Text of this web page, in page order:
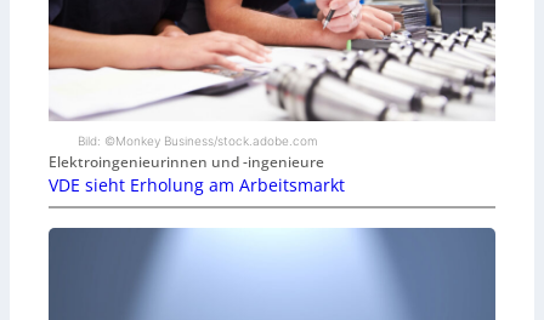
Bild: ©Monkey Business/stock.adobe.com
Elektroingenieurinnen und -ingenieure
VDE sieht Erholung am Arbeitsmarkt